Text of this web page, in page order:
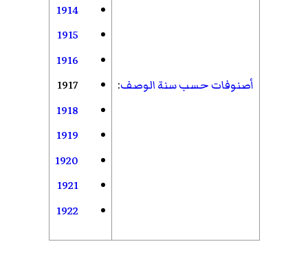
أصنوفات حسب سنة الوصف:
1914
1915
1916
1917
1918
1919
1920
1921
1922